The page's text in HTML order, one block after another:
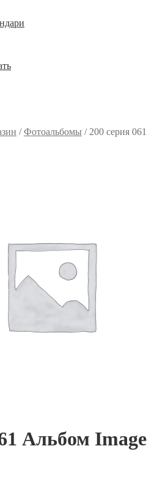
/Фотоальбомы / 200 серия 061
Альбом Image